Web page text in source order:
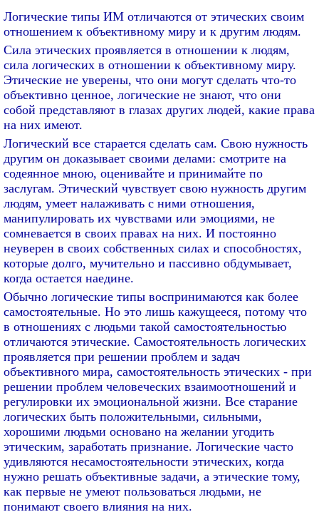
Логические типы ИМ отличаются от этических своим
отношением к объективному миру и к другим людям.
Сила этических проявляется в отношении к людям,
сила логических в отношении к объективному миру.
Этические не уверены, что они могут сделать что-то
объективно ценное, логические не знают, что они
собой представляют в глазах других людей, какие права
на них имеют.
Логический все старается сделать сам. Свою нужность
другим он доказывает своими делами: смотрите на
содеянное мною, оценивайте и принимайте по
заслугам. Этический чувствует свою нужность другим
людям, умеет налаживать с ними отношения,
манипулировать их чувствами или эмоциями, не
сомневается в своих правах на них. И постоянно
неуверен в своих собственных силах и способностях,
которые долго, мучительно и пассивно обдумывает,
когда остается наедине.
Обычно логические типы воспринимаются как более
самостоятельные. Но это лишь кажущееся, потому что
в отношениях с людьми такой самостоятельностью
отличаются этические. Самостоятельность логических
проявляется при решении проблем и задач
объективного мира, самостоятельность этических - при
решении проблем человеческих взаимоотношений и
регулировки их эмоциональной жизни. Все старание
логических быть положительными, сильными,
хорошими людьми основано на желании угодить
этическим, заработать признание. Логические часто
удивляются несамостоятельности этических, когда
нужно решать объективные задачи, а этические тому,
как первые не умеют пользоваться людьми, не
понимают своего влияния на них.